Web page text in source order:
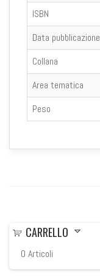
ISBN
Data pubblicazione
Collana
Area tematica
Peso
CARRELLO
0 Articoli